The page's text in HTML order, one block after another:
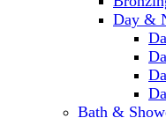
Day &
Bath &